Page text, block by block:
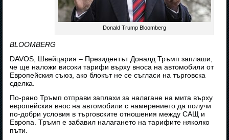
Donald Trump Bloomberg
BLOOMBERG
DAVOS, Швейцария – Президентът Доналд Тръмп заплаши,
че ще наложи високи тарифи върху вноса на автомобили от
Европейския съюз, ако блокът не се съгласи на търговска
сделка.
По-рано Тръмп отправи заплахи за налагане на мита върху
европейския внос на автомобили с намерението да получи
по-добри условия в търговските отношения между САЩ и
Европа. Тръмп е забавил налагането на тарифите няколко
пъти.